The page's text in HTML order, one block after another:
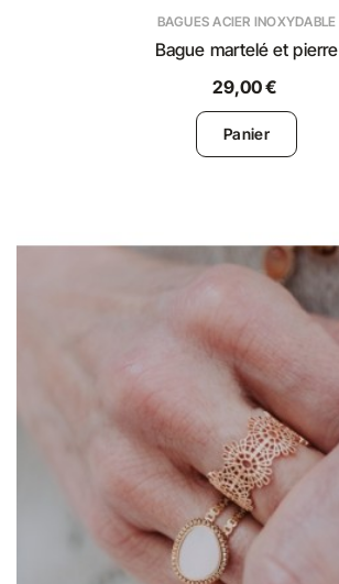
BAGUES ACIER INOXYDABLE
Bague martelé et pierre
29,00 €
Panier